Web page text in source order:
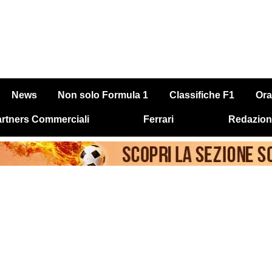
News Non solo Formula 1 Classifiche F1
Commerciali Ferrari